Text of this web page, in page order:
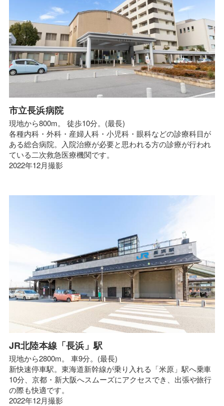
市立長浜病院
現地から800m。 徒歩10分。(最長)
各種内科・外科・産婦人科・小児科・眼科などの診療科目が
ある総合病院。入院治療が必要と思われる方の診療が行われ
ている二次救急医療機関です。
2022年12月撮影
JR北陸本線「長浜」駅
現地から2800m。 車9分。(最長)
新快速停車駅。東海道新幹線が乗り入れる「米原」駅へ乗車
10分、京都・新大阪へスムーズにアクセスでき、出張や旅行
の際も快適です。
2022年12月撮影